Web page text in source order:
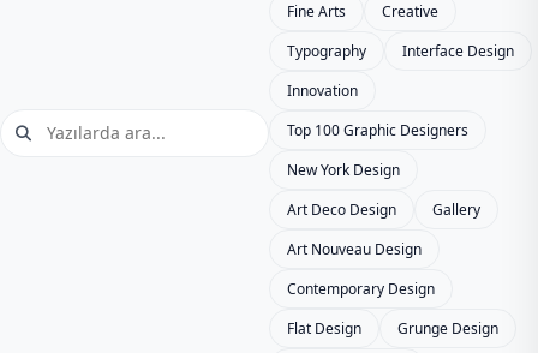
Fine Arts
Creative
Typography
Interface Design
Innovation
Top 100 Graphic Designers
New York Design
Art Deco Design
Gallery
Art Nouveau Design
Contemporary Design
Flat Design
Grunge Design